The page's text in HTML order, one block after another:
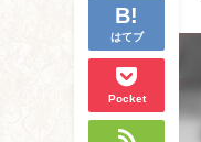
はてブ
Pocket